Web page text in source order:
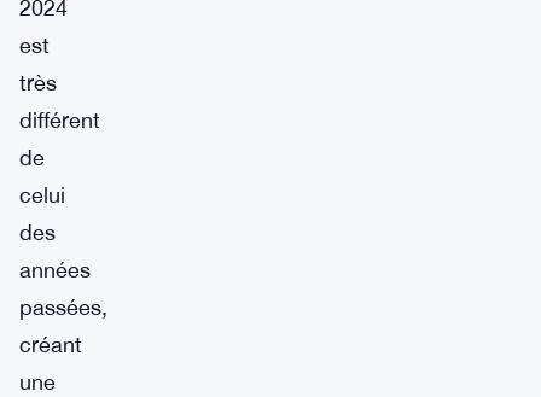
2024
est
très
différent
de
celui
des
années
passées,
créant
une